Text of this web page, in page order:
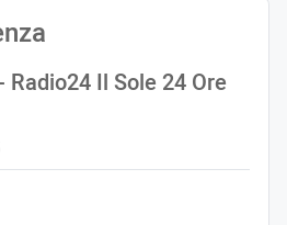
Radio24 Il Sole 24 Ore